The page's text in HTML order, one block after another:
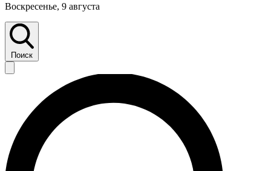
Воскресенье, 9 августа
Поиск